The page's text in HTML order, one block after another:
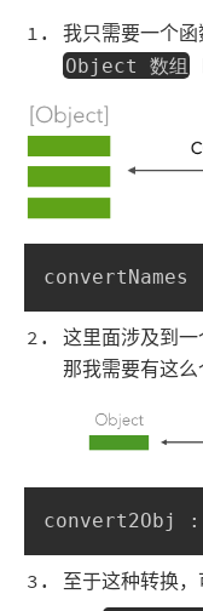
我只需要一个
Object 数组
这里面涉及到一
那我需要有这么
convert2Obj
至于这种转换，